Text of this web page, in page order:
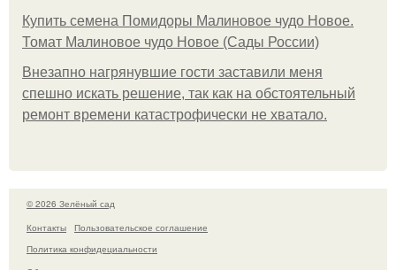
Купить семена Помидоры Малиновое чудо Новое.
Томат Малиновое чудо Новое (Сады России)
Внезапно нагрянувшие гости заставили меня
спешно искать решение, так как на обстоятельный
ремонт времени катастрофически не хватало.
© 2026 Зелёный сад
Контакты
Пользовательское соглашение
Политика конфидециальности